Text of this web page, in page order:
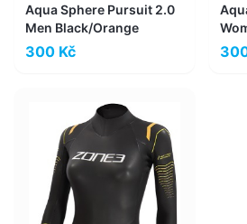
Aqua Sphere Pursuit 2.0
Men Black/Orange
300 Kč